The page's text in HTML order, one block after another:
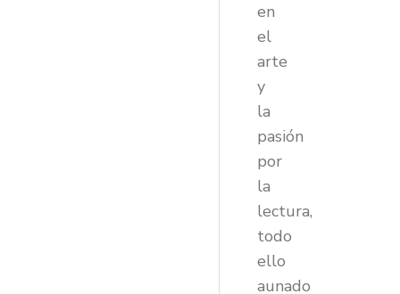
en
el
arte
y
la
pasión
por
la
lectura,
todo
ello
aunado